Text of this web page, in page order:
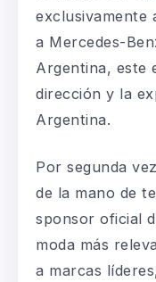
exclusivamente
a Mercedes-
Argentina, este
dirección y la
Argentina.
Por segunda
de la mano de
sponsor oficial
moda más
a marcas